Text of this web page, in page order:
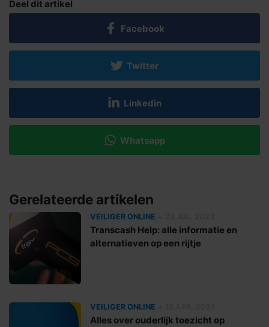
Deel dit artikel
Facebook
Twitter
Linkedin
Whatsapp
Gerelateerde artikelen
VEILIGER ONLINE
Transcash Help: alle informatie en
alternatieven op een rijtje
VEILIGER ONLINE
Alles over ouderlijk toezicht op